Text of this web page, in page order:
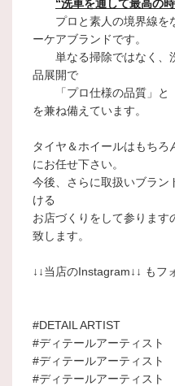
“洗車を通して最高の
プロと素人の境界線を
ーケアブランドです。
単なる掃除ではなく、
品展開で
「プロ仕様の品質」と「
を兼ね備えています。
タイヤ＆ホイールはもち
にお任せ下さい。
今後、さらに取扱いブラン
ける
お店づくりをして参ります
致します。
↓↓当店のInstagram↓↓ もフ
#DETAIL ARTIST
#ディテールアーティスト
#ディテールアーティスト
#ディテールアーティスト